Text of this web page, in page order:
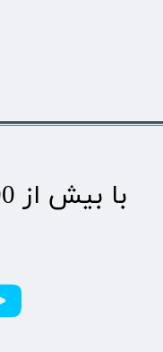
​با بیش از 200 هزاردنبال کننده محبوب ترین رسانه مردمی شهر مهاباد​​​​​​​​​​​​​​